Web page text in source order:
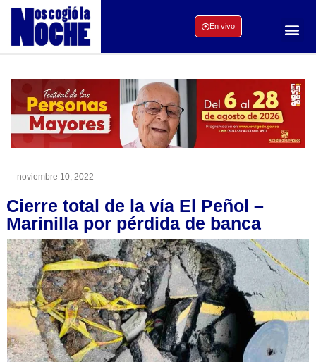
En vivo
noviembre 10, 2022
Cierre total de la vía El Peñol –
Marinilla por pérdida de banca